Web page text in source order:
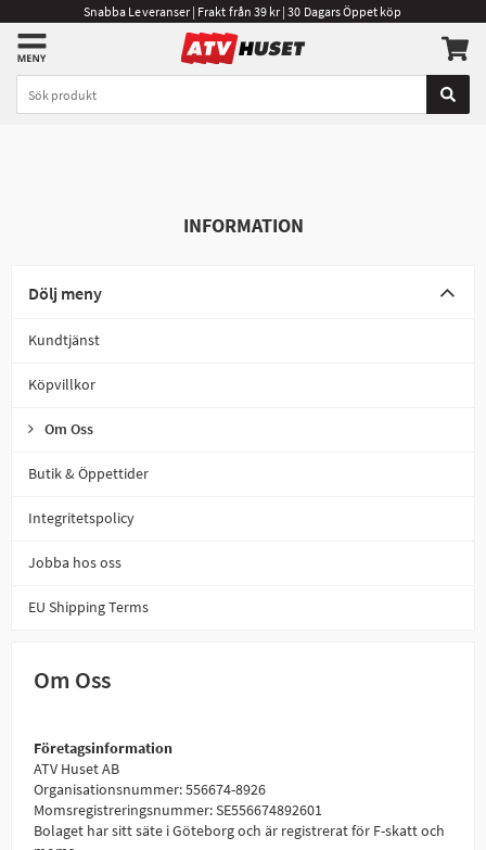
Snabba Leveranser | Frakt från 39 kr | 30 Dagars Öppet köp
INFORMATION
Dölj meny
Kundtjänst
Köpvillkor
Om Oss
Butik & Öppettider
Integritetspolicy
Jobba hos oss
EU Shipping Terms
Om Oss
Företagsinformation
ATV Huset AB
Organisationsnummer: 556674-8926
Momsregistreringsnummer: SE556674892601
Bolaget har sitt säte i Göteborg och är registrerat för F-skatt och